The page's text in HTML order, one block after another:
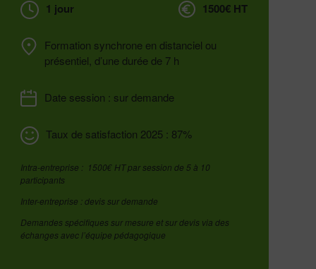
1 jour 1500€ HT
Formation synchrone en distanciel ou
présentiel , d’une duréede 7 h
Date session : sur demande
Taux de satisfaction 2025 : 87%
Intra-entreprise : 1500€ HT par session de 5 à 10
participants
Inter-entreprise : devis sur demande
Demandes spécifiques sur mesure et sur devis via des
échanges avec l’équipe pédagogique